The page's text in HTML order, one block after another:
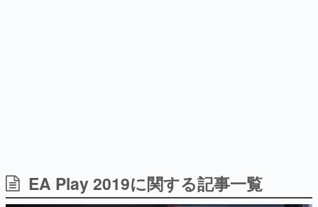
日本のコンテンツ産業やカルチャーに与えた影響を探る企
画です。
EA Play 2019に関する記事一覧